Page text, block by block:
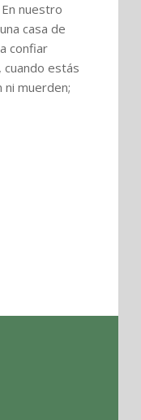
nuestro
casa de
confiar
estás
ni muerden;